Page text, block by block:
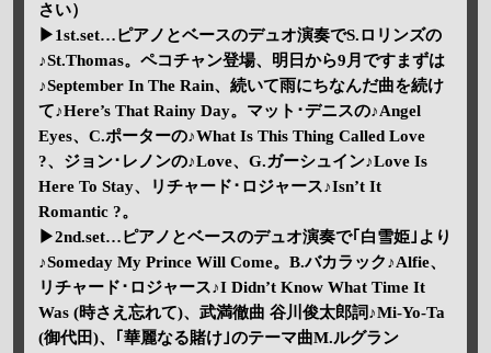
さい）
▶1st.set…ピアノとベースのデュオ演奏でS.ロリンズの
♪St.Thomas。ペコチャン登場、明日から9月ですまずは
♪September In The Rain、続いて雨にちなんだ曲を続け
て♪Here’s That Rainy Day。マット･デニスの♪Angel
Eyes、C.ポーターの♪What Is This Thing Called Love
?、ジョン･レノンの♪Love、G.ガーシュイン♪Love Is
Here To Stay、リチャード･ロジャース♪Isn’t It
Romantic ?。
▶2nd.set…ピアノとベースのデュオ演奏で｢白雪姫｣より
♪Someday My Prince Will Come。B.バカラック♪Alfie、
リチャード･ロジャース♪I Didn’t Know What Time It
Was (時さえ忘れて)、武満徹曲 谷川俊太郎詞♪Mi-Yo-Ta
(御代田)、｢華麗なる賭け｣のテーマ曲M.ルグラン